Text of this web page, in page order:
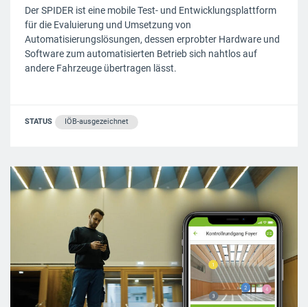
Der SPIDER ist eine mobile Test- und Entwicklungsplattform
für die Evaluierung und Umsetzung von
Automatisierungslösungen, dessen erprobter Hardware und
Software zum automatisierten Betrieb sich nahtlos auf
andere Fahrzeuge übertragen lässt.
STATUS IÖB-ausgezeichnet